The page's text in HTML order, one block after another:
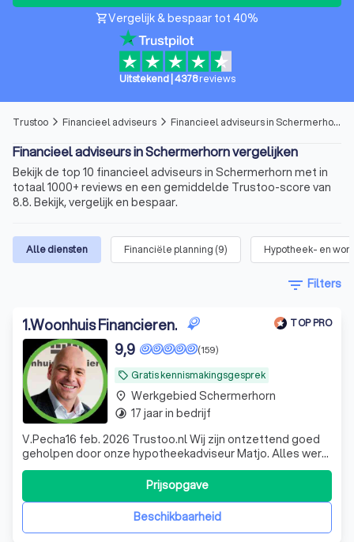
shopping_cartVergelijk & bespaar tot 40%
Uitstekend| 4378 reviews
Trustoo arrow_forward_ios Financieel adviseurs arrow_forward_ios Financieel adviseurs in Schermerhorn
Financieel adviseurs in Schermerhorn vergelijken
Bekijk de top 10 financieel adviseurs in Schermerhorn met in
totaal 1000+ reviews en een gemiddelde Trustoo-score van
8.8. Bekijk, vergelijk en bespaar.
Alle diensten Financiële planning (9) Hypotheek- en
filter_list Filters
1.Woonhuis Financieren. TOP PRO
local_offer Gratis kennismakingsgesprek
(159)
9,9
V.Pecha16 feb. 2026 Trustoo.nl Wij zijn ontzettend goed
geholpen door onze hypotheekadviseur Matjo. Alles werd
duidelijk uitgelegd. De begeleiding was professioneel,
betrokken en geruststellend.
Beschikbaarheid
Prijsopgave
place Werkgebied Schermerhorn
timelapse 17 jaar in bedrijf